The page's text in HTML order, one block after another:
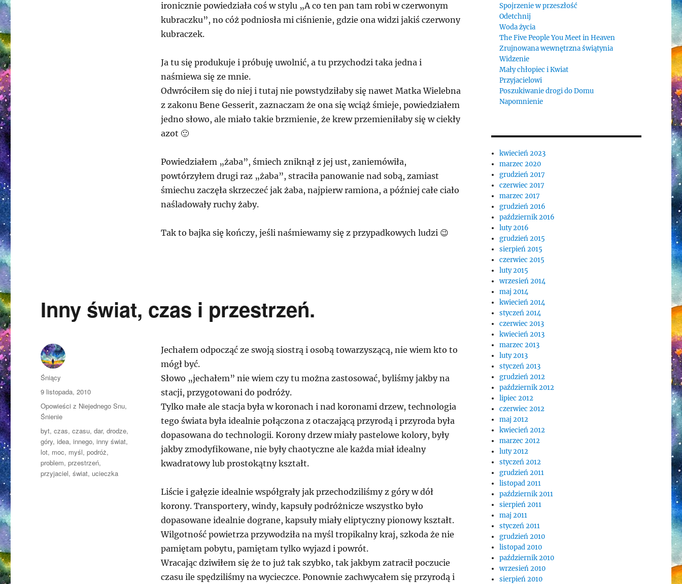
ironicznie powiedziała coś w stylu „A co ten pan tam robi w czerwonym
kubraczku”, no cóż podniosła mi ciśnienie, gdzie ona widzi jakiś czerwony
kubraczek.
Ja tu się produkuje i próbuję uwolnić, a tu przychodzi taka jedna i
naśmiewa się ze mnie.
Odwróciłem się do niej i tutaj nie powstydziłaby się nawet Matka Wielebna
z zakonu Bene Gesserit, zaznaczam że ona się wciąż śmieje, powiedziałem
jedno słowo, ale miało takie brzmienie, że krew przemieniłaby się w ciekły
azot 🙂
Powiedziałem „żaba”, śmiech zniknął z jej ust, zaniemówiła,
powtórzyłem drugi raz „żaba”, straciła panowanie nad sobą, zamiast
śmiechu zaczęła skrzeczeć jak żaba, najpierw ramiona, a później całe ciało
naśladowały ruchy żaby.
Tak to bajka się kończy, jeśli naśmiewamy się z przypadkowych ludzi 😉
Inny świat, czas i przestrzeń.
Jechałem odpocząć ze swoją siostrą i osobą towarzyszącą, nie wiem kto to
mógł być.
Słowo „jechałem” nie wiem czy tu można zastosować, byliśmy jakby na
stacji, przygotowani do podróży.
Tylko małe ale stacja była w koronach i nad koronami drzew, technologia
tego świata była idealnie połączona z otaczającą przyrodą i przyroda była
dopasowana do technologii. Korony drzew miały pastelowe kolory, były
jakby zmodyfikowane, nie były chaotyczne ale każda miał idealny
kwadratowy lub prostokątny kształt.
Liście i gałęzie idealnie współgrały jak przechodziliśmy z góry w dół
korony. Transportery, windy, kapsuły podróżnicze wszystko było
dopasowane idealnie dograne, kapsuły miały eliptyczny pionowy kształt.
Wilgotność powietrza przywodziła na myśl tropikalny kraj, szkoda że nie
pamiętam pobytu, pamiętam tylko wyjazd i powrót.
Wracając dziwiłem się że to już tak szybko, tak jakbym zatracił poczucie
czasu ile spędziliśmy na wycieczce. Ponownie zachwycałem się przyrodą i
Autor
Śniący
Opublikowano
9 listopada, 2010
Kategorie
Opowieści z Niejednego Snu,
Śnienie
Tagi
byt,czas,czasu,dar,drodze,
góry,idea,innego,inny świat,
lot, moc, myśl,podróż,
problem,przestrzeń,
przyjaciel,świat, ucieczka
Spojrzenie w przeszłość
Odetchnij
Woda życia
The Five People You Meet in Heaven
Zrujnowana wewnętrzna świątynia
Widzenie
Mały chłopiec i Kwiat
Przyjacielowi
Poszukiwanie drogi do Domu
Napomnienie
kwiecień 2023
marzec 2020
grudzień 2017
czerwiec 2017
marzec 2017
grudzień 2016
październik 2016
luty 2016
grudzień 2015
sierpień 2015
czerwiec 2015
luty 2015
wrzesień 2014
maj 2014
kwiecień 2014
styczeń 2014
czerwiec 2013
kwiecień 2013
marzec 2013
luty 2013
styczeń 2013
grudzień 2012
październik 2012
lipiec 2012
czerwiec 2012
maj 2012
kwiecień 2012
marzec 2012
luty 2012
styczeń 2012
grudzień 2011
listopad 2011
październik 2011
sierpień 2011
maj 2011
styczeń 2011
grudzień 2010
listopad 2010
październik 2010
wrzesień 2010
sierpień 2010